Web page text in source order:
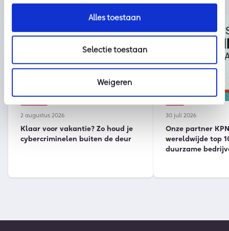
Alles toestaan
Selectie toestaan
Weigeren
2 augustus 2026
Klaar voor vakantie? Zo houd je
cybercriminelen buiten de deur
30 juli 2026
Onze partner
wereldwijde top
duurzame